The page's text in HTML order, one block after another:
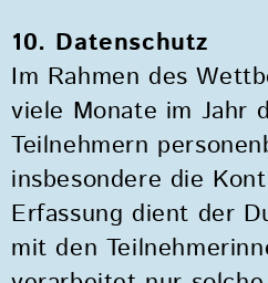
10. Datenschutz
Im Rahmen des
viele Monate im Jahr
Teilnehmern
insbesondere die
Erfassung dient der
mit den